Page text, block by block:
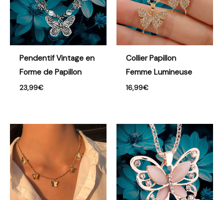
Pendentif Vintage en
Forme de Papillon
23,99€
Collier Papillon
Femme Lumineuse
16,99€